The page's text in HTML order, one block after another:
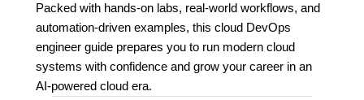
Packed with hands-on labs, real-world workflows, and
automation-driven examples, this cloud DevOps
engineer guide prepares you to run modern cloud
systems with confidence and grow your career in an
AI-powered cloud era.